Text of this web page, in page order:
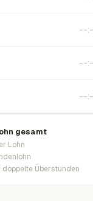
gesamt
Lohn
doppelte Überstunden